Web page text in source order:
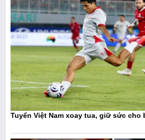
Tuyển Việt Nam xoay tua, giữ sức cho